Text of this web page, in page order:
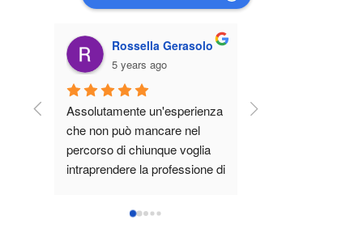
powered byGoogle
lascia una recensione su
Rossella Gerasolo
5 years ago
Assolutamente un'esperienza
che non può mancare nel
intraprendere la professione di